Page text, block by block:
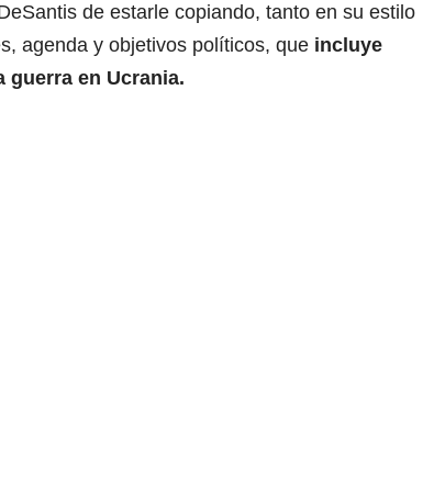
de estarle copiando, tanto en su estilo
agenda y objetivos políticos, que incluye
guerra en Ucrania.